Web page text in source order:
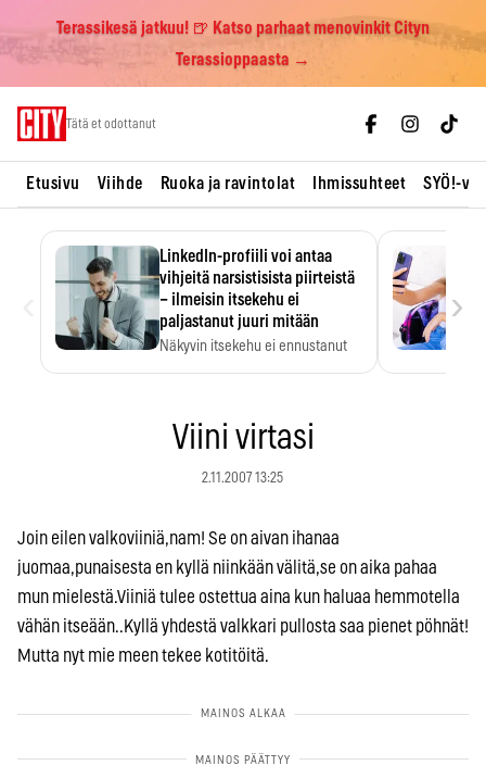
Terassikesä jatkuu! 🍺 Katso parhaat menovinkit Cityn
Terassioppaasta →
Tätä et odottanut
Etusivu Viihde Ruoka ja ravintolat Ihmissuhteet SYÖ!-
LinkedIn-profiili voi antaa
vihjeitä narsistisista piirteistä
– ilmeisin itsekehu ei
paljastanut juuri mitään
Näkyvin itsekehu ei ennustanut
›
Viini virtasi
2.11.2007 13:25
Join eilen valkoviiniä,nam! Se on aivan ihanaa
juomaa,punaisesta en kyllä niinkään välitä,se on aika pahaa
mun mielestä.Viiniä tulee ostettua aina kun haluaa hemmotella
vähän itseään..Kyllä yhdestä valkkari pullosta saa pienet pöhnät!
Mutta nyt mie meen tekee kotitöitä.